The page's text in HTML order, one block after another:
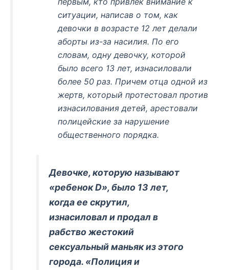
ситуации, написав о том, как
девочки в возрасте 12 лет делали
аборты из-за насилия. По его
словам, одну девочку, которой
было всего 13 лет, изнасиловали
более 50 раз. Причем отца одной из
жертв, который протестовал против
изнасилования детей, арестовали
полицейские за нарушение
общественного порядка.
Девочке, которую называют
«ребенок D», было 13 лет,
когда ее скрутил,
изнасиловал и продал в
рабство жестокий
сексуальный маньяк из этого
города. «Полиция и